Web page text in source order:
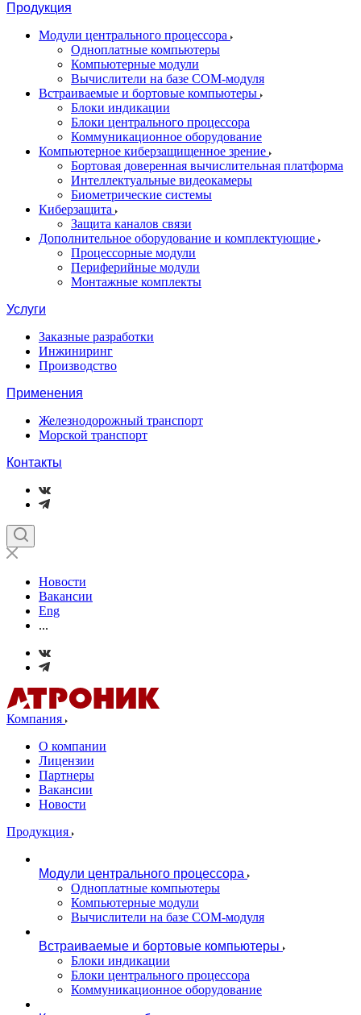
Продукция
Модули центрального процессора
Одноплатные компьютеры
Компьютерные модули
Вычислители на базе COM-модуля
Встраиваемые и бортовые компьютеры
Блоки индикации
Блоки центрального процессора
Коммуникационное оборудование
Компьютерное киберзащищенное зрение
Бортовая доверенная вычислительная платформа
Интеллектуальные видеокамеры
Биометрические системы
Киберзащита
Защита каналов связи
Дополнительное оборудование и комплектующие
Процессорные модули
Периферийные модули
Монтажные комплекты
Услуги
Заказные разработки
Инжиниринг
Производство
Применения
Железнодорожный транспорт
Морской транспорт
Контакты
Новости
Вакансии
Eng
...
Компания
О компании
Лицензии
Партнеры
Вакансии
Новости
Продукция
Модули центрального процессора
Одноплатные компьютеры
Компьютерные модули
Вычислители на базе COM-модуля
Встраиваемые и бортовые компьютеры
Блоки индикации
Блоки центрального процессора
Коммуникационное оборудование